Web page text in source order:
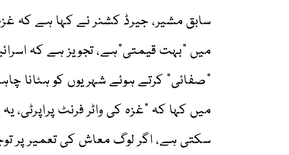
سابق مشیر، جیرڈ کشنر نے کہا ہے کہ غزہ
میں "بہت قیمتی”ہے، تجویز ہے کہ
"صفائی” کرتے ہوئے شہریوں کو ہٹانا
میں کہا کہ "غزہ کی واٹر فرنٹ پراپرٹی،
سکتی ہے، اگر لوگ معاش کی تعمیر پر